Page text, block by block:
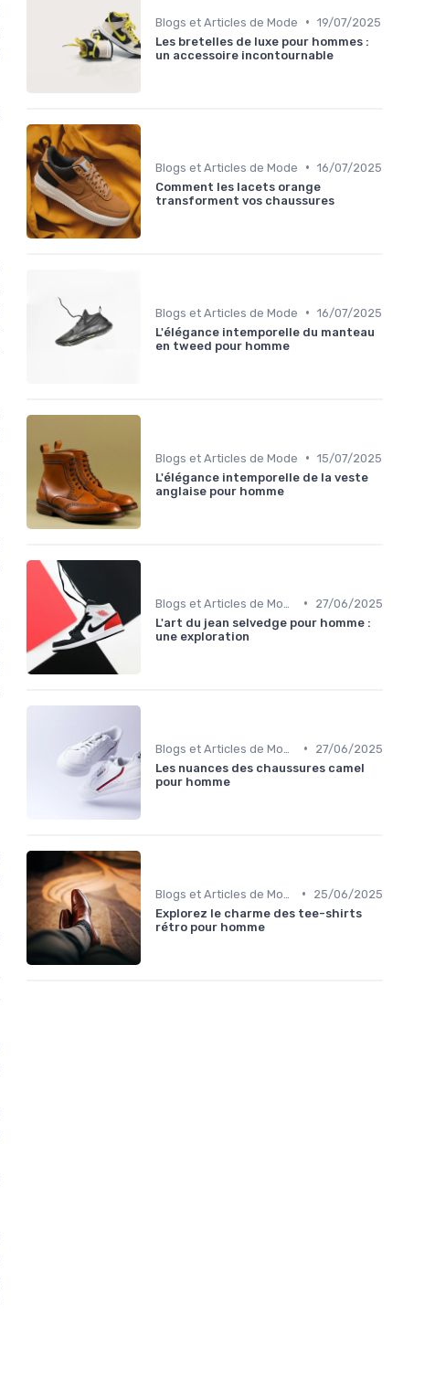
Blogs et Articles de Mode • 19/07/2025
Les bretelles de luxe pour hommes :
un accessoire incontournable
Blogs et Articles de Mode • 16/07/2025
Comment les lacets orange
transforment vos chaussures
Blogs et Articles de Mode • 16/07/2025
L'élégance intemporelle du manteau
en tweed pour homme
Blogs et Articles de Mode • 15/07/2025
L'élégance intemporelle de la veste
anglaise pour homme
•
27/06/2025
L'art du jean selvedge pour homme :
une exploration
•
27/06/2025
Les nuances des chaussures camel
pour homme
•
25/06/2025
Explorez le charme des tee-shirts
rétro pour homme